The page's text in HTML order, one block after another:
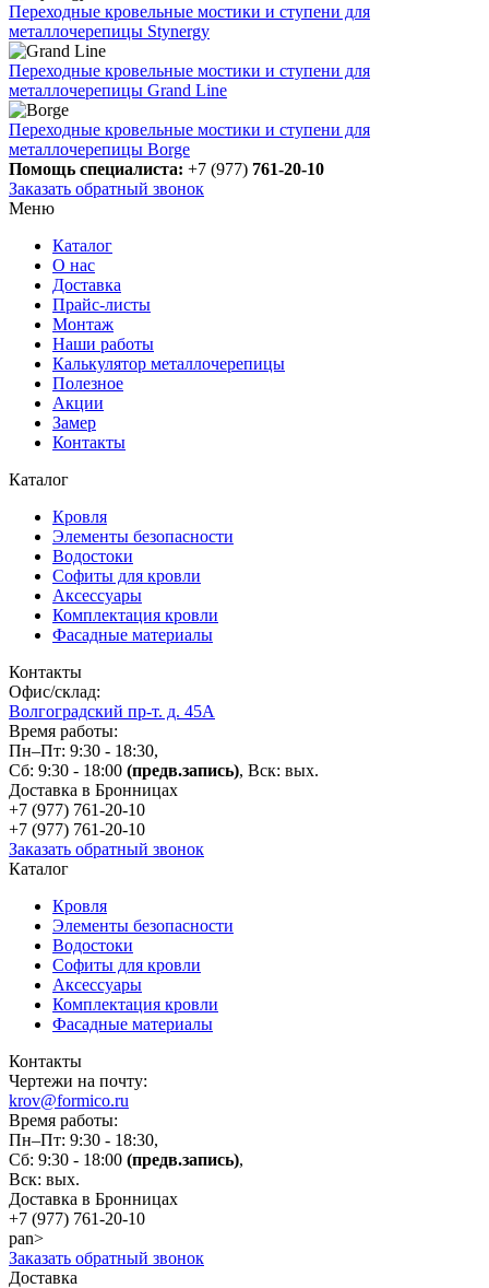
Переходные кровельные мостики и ступени для
металлочерепицы Stynergy
Переходные кровельные мостики и ступени для
металлочерепицы Grand Line
Переходные кровельные мостики и ступени для
металлочерепицы Borge
Помощь специалиста: +7 (977) 761-20-10
Заказать обратный звонок
Меню
Каталог
О нас
Доставка
Прайс-листы
Монтаж
Наши работы
Калькулятор металлочерепицы
Полезное
Акции
Замер
Контакты
Каталог
Кровля
Элементы безопасности
Водостоки
Софиты для кровли
Аксессуары
Комплектация кровли
Фасадные материалы
Контакты
Офис/склад:
Волгоградский пр-т. д. 45А
Время работы:
Пн–Пт: 9:30 - 18:30,
Сб: 9:30 - 18:00 (предв.запись), Вск: вых.
Доставка в Бронницах
+7 (977) 761-20-10
+7 (977) 761-20-10
Заказать обратный звонок
Каталог
Кровля
Элементы безопасности
Водостоки
Софиты для кровли
Аксессуары
Комплектация кровли
Фасадные материалы
Контакты
Чертежи на почту:
krov@formico.ru
Время работы:
Пн–Пт: 9:30 - 18:30,
Сб: 9:30 - 18:00 (предв.запись),
Вск: вых.
Доставка в Бронницах
+7 (977) 761-20-10
pan>
Заказать обратный звонок
Доставка